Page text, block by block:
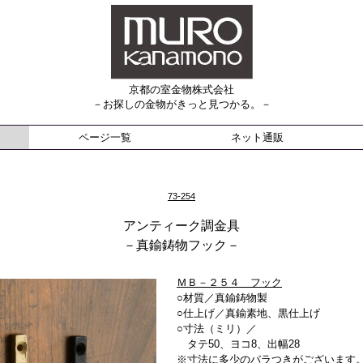
京都の室金物株式会社
－お探しの金物がきっと見つかる。－
ページ一覧 ネット通販
73-254
アンティーク調金具
－真鍮鋳物フック－
ＭＢ－２５４ フック
○材質／真鍮鋳物製
○仕上げ／真鍮素地、黒仕上げ
○寸法（ミリ）／
タテ50、ヨコ8、出幅28
※寸法に多少のバラつきがございます